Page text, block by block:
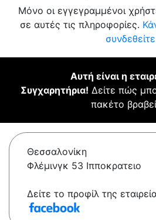
Μόνο οι εγγεγραμμένοι
σε αυτές τις πληροφορίες.
Αυτή είναι η
Συγχαρητήρια! Δείτε πώς
πακέτο
Θεσσαλονίκη
Φλέμινγκ 53 Ιπποκρατειο
Δείτε το προφίλ της